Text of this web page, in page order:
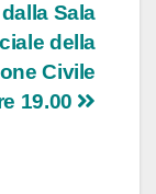
dalla Sala
della
Civile
19.00